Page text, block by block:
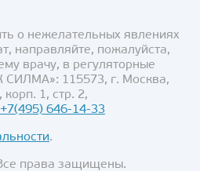
о нежелательных явлениях
направляйте, пожалуйста,
врачу, в регуляторные
СИЛМА»: 115573, г. Москва,
1, стр. 2,
+7(495) 646-14-33
.
права защищены.